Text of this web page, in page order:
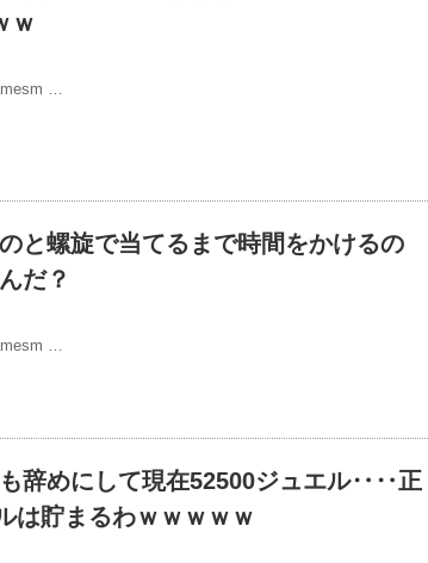
ｗ
…
と螺旋で当てるまで時間をかけるの
だ？
…
も辞めにして現在52500ジュエル‥‥正
は貯まるわｗｗｗｗｗ